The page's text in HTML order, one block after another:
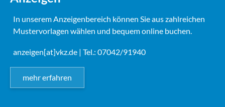
In unserem Anzeigenbereich können Sie aus zahlreichen
Mustervorlagen wählen und bequem online buchen.
anzeigen[at]vkz.de | Tel.: 07042/91940
mehr erfahren